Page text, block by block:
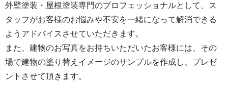
外壁塗装・屋根塗装専門のプロフェッショナルとして、ス
タッフがお客様のお悩みや不安を一緒になって解消できる
ようアドバイスさせていただきます。
また、建物のお写真をお持ちいただいたお客様には、その
場で建物の塗り替えイメージのサンプルを作成し、プレゼ
ントさせて頂きます。